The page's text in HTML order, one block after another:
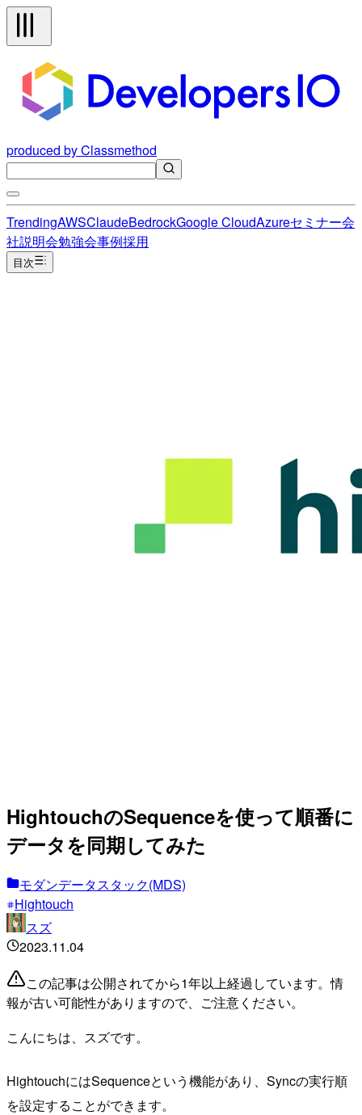
produced by Classmethod
TrendingAWSClaudeBedrockGoogle CloudAzureセミナー会
社説明会勉強会事例採用
目次
HightouchのSequenceを使って順番に
データを同期してみた
モダンデータスタック(MDS)
Hightouch
スズ
2023.11.04
この記事は公開されてから1年以上経過しています。情
報が古い可能性がありますので、ご注意ください。
こんにちは、スズです。
HightouchにはSequenceという機能があり、Syncの実行順
を設定することができます。